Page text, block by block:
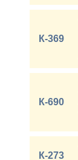
К-369
К-690
К-273